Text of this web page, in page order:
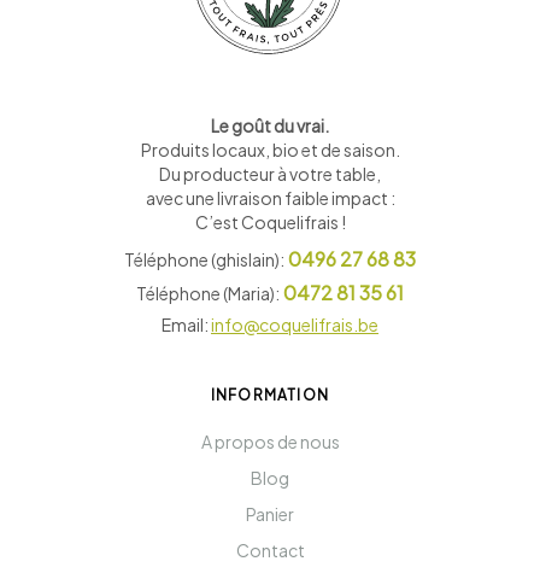
Le goût du vrai.
Produits locaux, bio et de saison
Du producteur à votre table,
avec une livraison faible impact :
C’est Coquelifrais !
Téléphone (ghislain): 0496 27 68 83
Téléphone (Maria): 0472 81 35 61
Email:info@coquelifrais.be
INFORMATION
A propos de nous
Blog
Panier
Contact